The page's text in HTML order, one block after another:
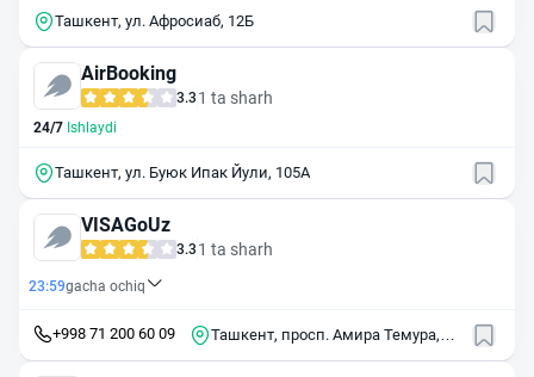
Ташкент, ул. Афросиаб, 12Б
AirBooking
3.3 1 ta sharh
24/7 Ishlaydi
Ташкент, ул. Буюк Ипак Йули, 105А
VISAGoUz
3.3 1 ta sharh
23:59gacha ochiq
+998 71 200 60 09
Ташкент, просп. Амира Темура,